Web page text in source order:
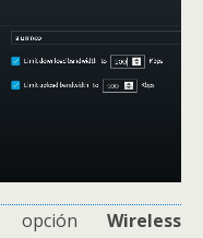
opción Wireless